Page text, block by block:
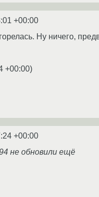
+00:00
Ну ничего,
+00:00)
+00:00
не обновили ещё